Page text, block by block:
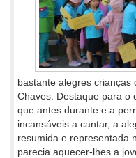
bastante alegres crianças
Chaves. Destaque para o
que antes durante e a
incansáveis a cantar, a
resumida e representada
parecia aquecer-lhes a